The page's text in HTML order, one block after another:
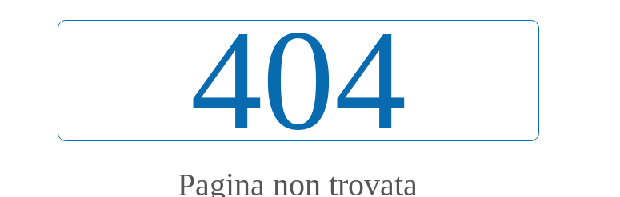
404
Pagina non trovata